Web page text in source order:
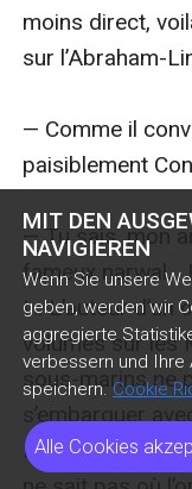
MIT DEN
NAVIGIEREN
Wenn Sie unsere
geben, werden wir
aggregierte
verbessern und Ihre
speichern. Cookie
Alle Cookies